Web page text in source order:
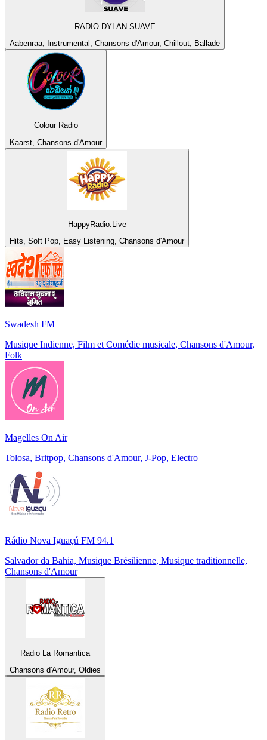
RADIO DYLAN SUAVE
Aabenraa, Instrumental, Chansons d'Amour, Chillout, Ballade
Colour Radio
Kaarst, Chansons d'Amour
HappyRadio.Live
Hits, Soft Pop, Easy Listening, Chansons d'Amour
Swadesh FM
Musique Indienne, Film et Comédie musicale, Chansons d'Amour,
Folk
Magelles On Air
Tolosa, Britpop, Chansons d'Amour, J-Pop, Electro
Rádio Nova Iguaçú FM 94.1
Salvador da Bahia, Musique Brésilienne, Musique traditionnelle,
Chansons d'Amour
Radio La Romantica
Chansons d'Amour, Oldies